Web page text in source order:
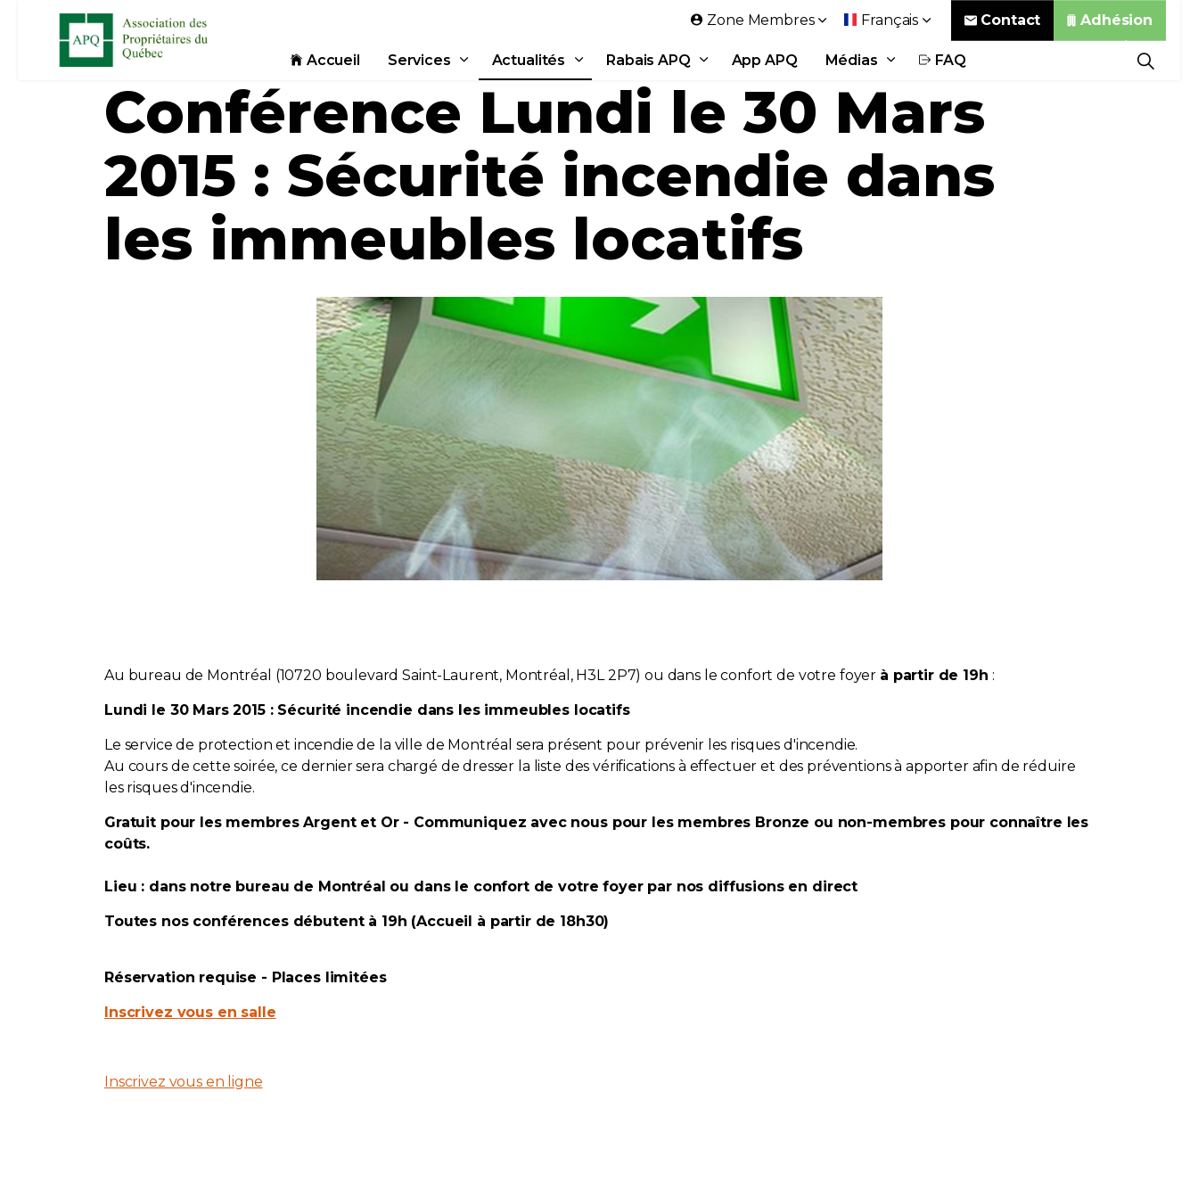
Accueil Services Actualités Rabais APQ App APQ Médias FAQ
Zone Membres Français Contact Adhésion
Conférence Lundi le 30 Mars
2015 : Sécurité incendie dans
les immeubles locatifs
Au bureau de Montréal (10720 boulevard Saint-Laurent, Montréal, H3L 2P7) ou dans le confort de votre foyer à partir de 19h :
Lundi le 30 Mars 2015 : Sécurité incendie dans les immeubles locatifs
Le service de protection et incendie de la ville de Montréal sera présent pour prévenir les risques d'incendie.
Au cours de cette soirée, ce dernier sera chargé de dresser la liste des vérifications à effectuer et des préventions à apporter afin de réduire
les risques d'incendie.
Gratuit pour les membres Argent et Or - Communiquez avec nous pour les membres Bronze ou non-membres pour connaître les
coûts.
Lieu : dans notre bureau de Montréal ou dans le confort de votre foyer par nos diffusions en direct
Toutes nos conférences débutent à 19h (Accueil à partir de 18h30)
Réservation requise - Places limitées
Inscrivez vous en salle
Inscrivez vous en ligne